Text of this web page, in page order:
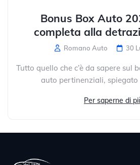
Bonus Box Auto
completa alla
Romano Auto 30
Tutto quello che c’è da sapere sul
auto pertinenziali, spiegato
Per saperne di